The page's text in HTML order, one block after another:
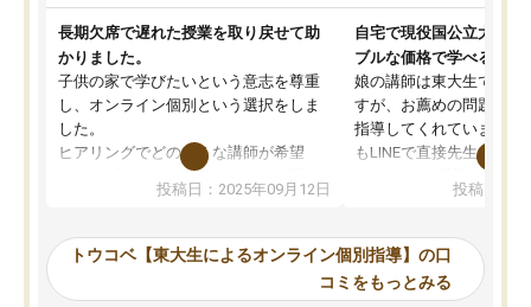
長期欠席で遅れた授業を取り戻せて助
かりました。
子供の家で学びたいという意志を尊重
し、オンライン個別という選択をしま
した。
ヒアリングでどのような講師が希望
か、オプションは付帯するかなど選ぶ
事が出来ました。
ーティングを行い、その講師で良いか
見てから講師を決定する事ができま
投稿日：2025年09月12日
自宅で現役国公立大学生
ブルな価格で学べる
娘の講師は東大生では無
すが、お薦めの問題集や
指導してくれています。
もLINEで直接先生に質問
めれるので、個人に合
いなのがあり(有料)、受
ことをどんなスケジュー
くか相談したのですが、
投稿日：
トウコベ【東大生によるオンライン個別指導】の口
コミをもっとみる